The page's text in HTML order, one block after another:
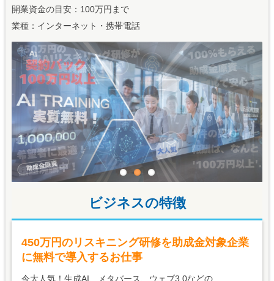
開業資金の目安：100万円まで
業種：インターネット・携帯電話
ビジネスの特徴
450万円のリスキニング研修を助成金対象企業
に無料で導入するお仕事
今大人気！生成AI、メタバース、ウェブ3.0などの